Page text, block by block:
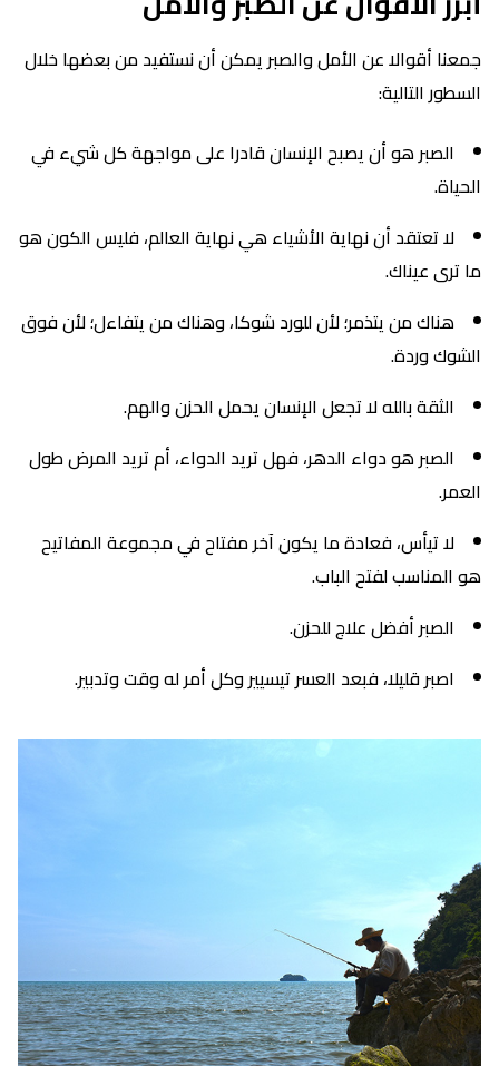
جمعنا أقوالا عن الأمل والصبر يمكن أن نستفيد من بعضها خلال
السطور التالية:
الصبر هو أن يصبح الإنسان قادرا على مواجهة كل شيء في
الحياة.
لا تعتقد أن نهاية الأشياء هي نهاية العالم، فليس الكون هو
ما ترى عيناك.
هناك من يتذمر؛ لأن للورد شوكا، وهناك من يتفاءل؛ لأن فوق
الشوك وردة.
الثقة بالله لا تجعل الإنسان يحمل الحزن والهم.
الصبر هو دواء الدهر، فهل تريد الدواء، أم تريد المرض طول
العمر.
لا تيأس، فعادة ما يكون آخر مفتاح في مجموعة المفاتيح
هو المناسب لفتح الباب.
الصبر أفضل علاج للحزن.
اصبر قليلا، فبعد العسر تيسيير وكل أمر له وقت وتدبير.